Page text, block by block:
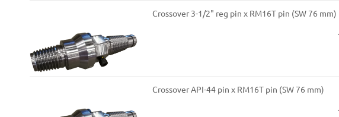
Crossover 3-1/2" reg pin x RM16T pin (SW 76 mm)
Crossover API-44 pin x RM16T pin (SW 76 mm)